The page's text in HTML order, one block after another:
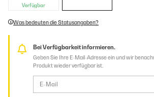
Verfügbar
Was bedeuten die Statusangaben?
Bei Verfügbarkeit informieren.
Geben Sie Ihre E-Mail-Adresse ein und wir
Produkt wieder verfügbar ist.